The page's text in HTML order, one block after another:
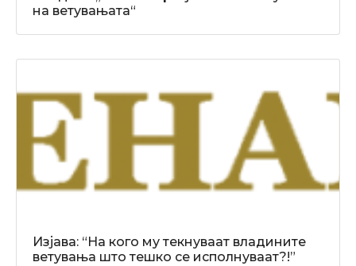
на ветувањата“
Изјава: “На кого му текнуваат владините
ветувања што тешко се исполнуваат?!”